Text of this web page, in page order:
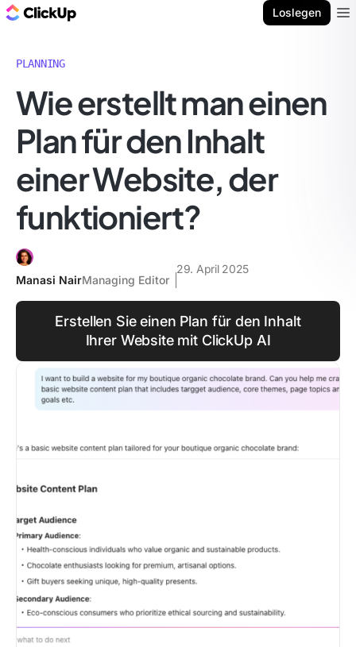
Loslegen
PLANNING
Wie erstellt man einen
Plan für den Inhalt
einer Website, der
funktioniert?
Manasi NairManaging Editor
29. April 2025
Erstellen Sie einen Plan für den Inhalt
Ihrer Website mit ClickUp AI